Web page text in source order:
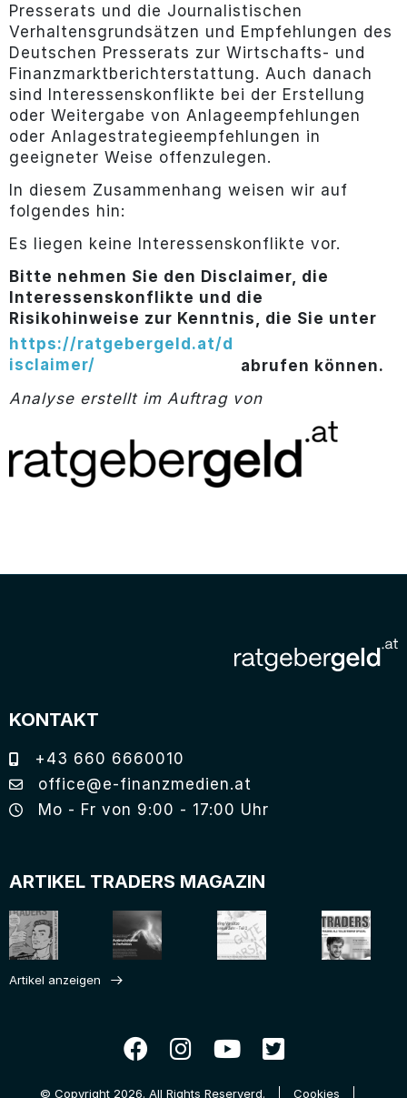
Presserats und die Journalistischen
Verhaltensgrundsätzen und Empfehlungen des
Deutschen Presserats zur Wirtschafts- und
Finanzmarktberichterstattung. Auch danach
sind Interessenskonflikte bei der Erstellung
oder Weitergabe von Anlageempfehlungen
oder Anlagestrategieempfehlungen in
geeigneter Weise offenzulegen.
In diesem Zusammenhang weisen wir auf
folgendes hin:
Es liegen keine Interessenskonflikte vor.
Bitte nehmen Sie den Disclaimer, die
Interessenskonflikte und die
Risikohinweise zur Kenntnis, die Sie unter
https://ratgebergeld.at/d
isclaimer/
abrufen können.
Analyse erstellt im Auftrag von
KONTAKT
+43 660 6660010
office@e-finanzmedien.at
Mo - Fr von 9:00 - 17:00 Uhr
ARTIKEL TRADERS MAGAZIN
Artikel anzeigen
© Copyright 2026. All Rights Reserverd. Cookies